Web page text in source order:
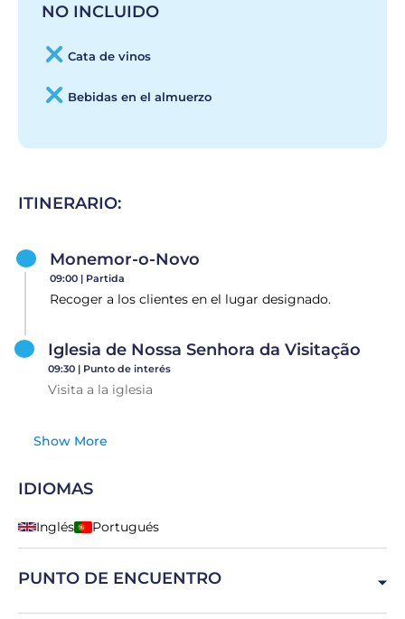
NO INCLUIDO
Cata de vinos
Bebidas en el almuerzo
ITINERARIO:
Monemor-o-Novo
09:00 | Partida
Recoger a los clientes en el lugar designado.
Iglesia de Nossa Senhora da Visitação
09:30 | Punto de interés
Visita a la iglesia
Show More
IDIOMAS
Inglés Portugués
PUNTO DE ENCUENTRO